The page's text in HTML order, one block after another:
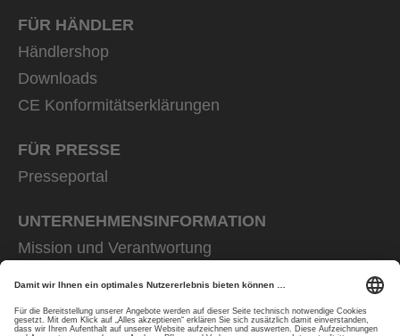
FÜR HÄNDLER
Händlershop
Downloads
CE Konformitätserklärungen
FÜR PRESSE
Presseportal
UNTERNEHMENS­INFORMATION
Mission und Verantwortung
Rainer Winter Stiftung